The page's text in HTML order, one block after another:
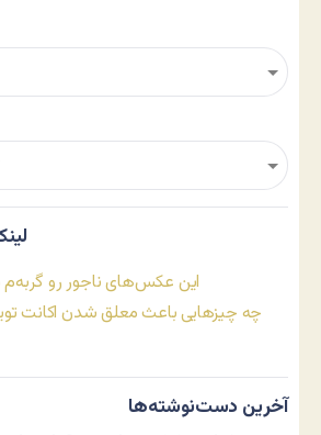
این عکس‌های ناجور رو گربه‌م
چه چیزهایی باعث معلق شدن اکانت
آخرین دست‌نوشته‌ها